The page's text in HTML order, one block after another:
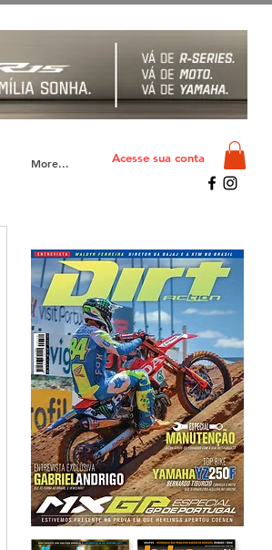
More... Acesse sua conta